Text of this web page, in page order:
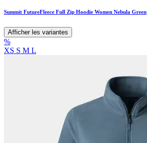
Summit FutureFleece Full Zip Hoodie Women Nebula Green
Afficher les variantes
%
XS S M L